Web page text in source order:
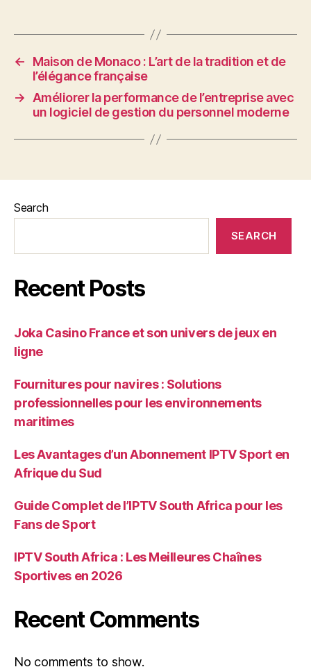
←
Maison de Monaco : L’art de la tradition et de
l’élégance française
→ Améliorer la performance de l’entreprise avec
un logiciel de gestion du personnel moderne
Search
SEARCH
Recent Posts
Joka Casino France et son univers de jeux en
ligne
Fournitures pour navires : Solutions
professionnelles pour les environnements
maritimes
Les Avantages d’un Abonnement IPTV Sport en
Afrique du Sud
Guide Complet de l’IPTV South Africa pour les
Fans de Sport
IPTV South Africa : Les Meilleures Chaînes
Sportives en 2026
Recent Comments
No comments to show.